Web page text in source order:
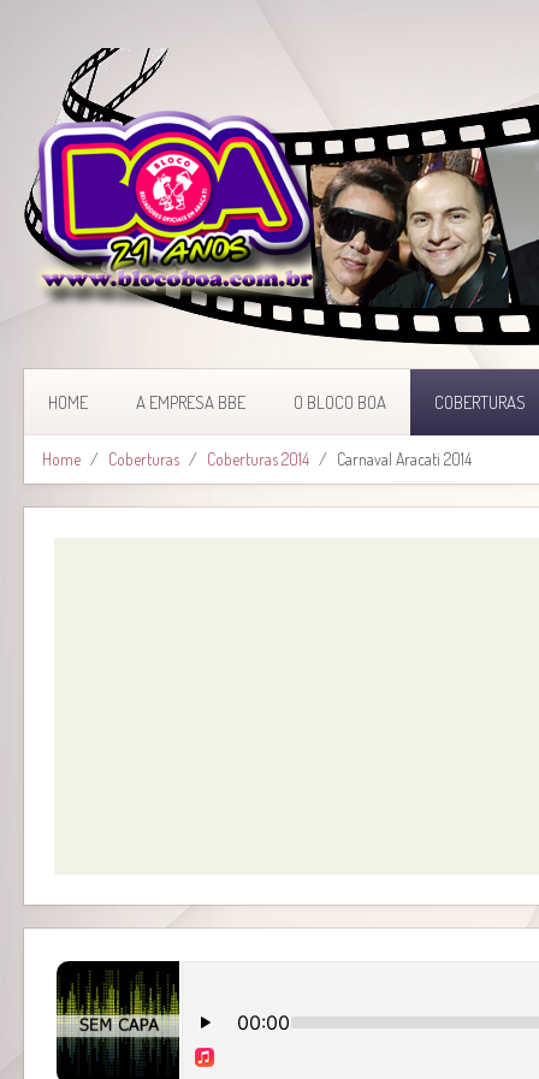
HOME A EMPRESA BBE O BLOCO BOA COBERTURAS
Home Coberturas Coberturas 2014 Carnaval Aracati 2014